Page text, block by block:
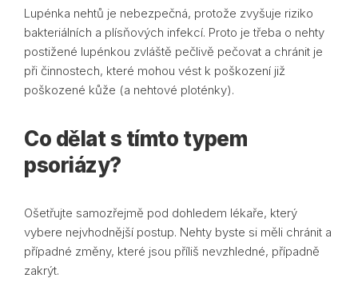
Lupénka nehtů je nebezpečná, protože zvyšuje riziko
bakteriálních a plísňových infekcí. Proto je třeba o nehty
postižené lupénkou zvláště pečlivě pečovat a chránit je
při činnostech, které mohou vést k poškození již
poškozené kůže (a nehtové ploténky).
Co dělat s tímto typem
psoriázy?
Ošetřujte samozřejmě pod dohledem lékaře, který
vybere nejvhodnější postup. Nehty byste si měli chránit a
případné změny, které jsou příliš nevzhledné, případně
zakrýt.